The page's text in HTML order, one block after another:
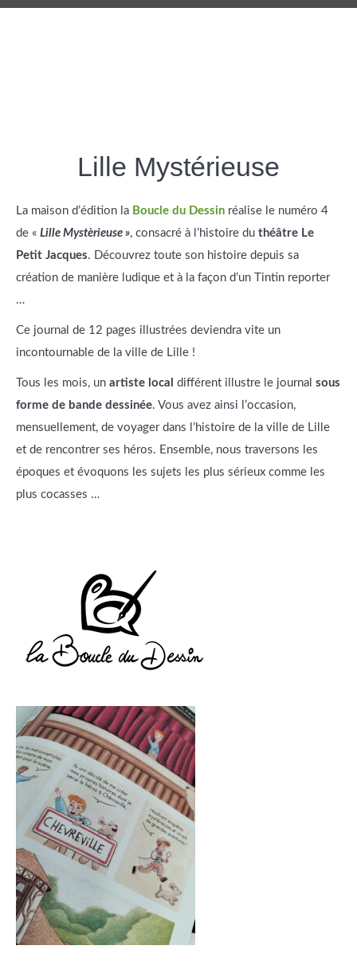
Lille Mystérieuse
La maison d’édition la Boucle du Dessin réalise le numéro 4
de « Lille Mystèrieuse », consacré à l’histoire du théâtre Le
Petit Jacques. Découvrez toute son histoire depuis sa
création de manière ludique et à la façon d’un Tintin reporter
…
Ce journal de 12 pages illustrées deviendra vite un
incontournable de la ville de Lille !
Tous les mois, un artiste local différent illustre le journal sous
forme de bande dessinée. Vous avez ainsi l’occasion,
mensuellement, de voyager dans l’histoire de la ville de Lille
et de rencontrer ses héros. Ensemble, nous traversons les
époques et évoquons les sujets les plus sérieux comme les
plus cocasses …